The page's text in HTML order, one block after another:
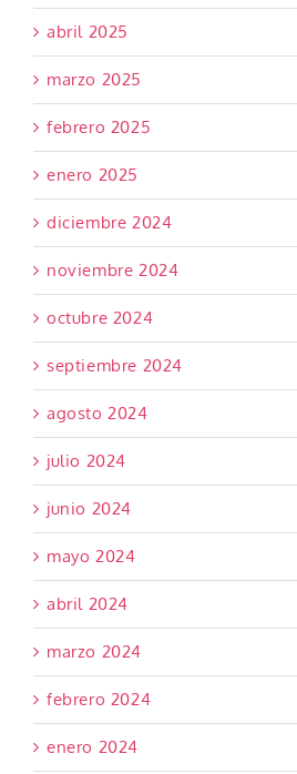
abril 2025
marzo 2025
febrero 2025
enero 2025
diciembre 2024
noviembre 2024
octubre 2024
septiembre 2024
agosto 2024
julio 2024
junio 2024
mayo 2024
abril 2024
marzo 2024
febrero 2024
enero 2024